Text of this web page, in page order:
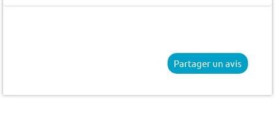
Partager un avis